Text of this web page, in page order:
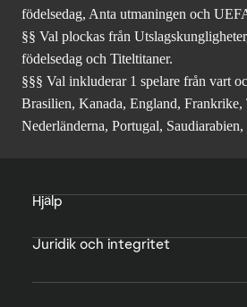
födelsedag, Anta utmaningen och
§§ Val plockas från
födelsedag och Titeltitaner.
§§§ Val inkluderar 1 spelare från vart
Brasilien, Kanada, England,
Nederländerna, Portugal,
Hjälp
Juridik och integritet